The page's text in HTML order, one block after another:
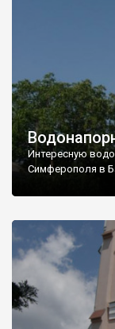
Интересную
Симферополя в